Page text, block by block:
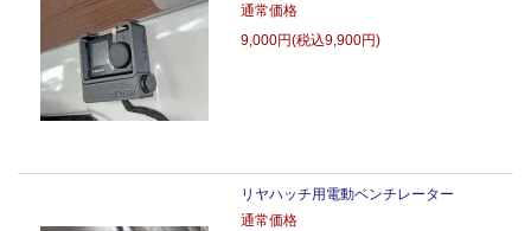
通常価格
9,000円(税込9,900円)
リヤハッチ用電動ベンチレーター
通常価格